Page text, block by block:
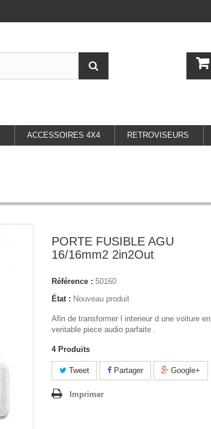
ACCESSOIRES 4X4 RETROVISEURS
PORTE FUSIBLE AGU
16/16mm2 2in2Out
Référence : 50160
État : Nouveau produit
Afin de transformer l interieur d une voiture en
veritable piece audio parfaite .
4 Produits
Tweet Partager Google+
Imprimer